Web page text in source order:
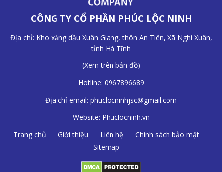
CÔNG TY CỔ PHẦN PHÚC LỘC NINH
Địa chỉ: Kho xăng dầu Xuân Giang, thôn An Tiên, Xã Nghi Xuân,
tỉnh Hà Tĩnh
(Xem trên bản đồ)
Hotline: 0967896689
Địa chỉ email: phuclocninhjsc@gmail.com
Website: Phuclocninh.vn
Trang chủ
Giới thiệu Liên hệ
Chính sách bảo mật
Sitemap